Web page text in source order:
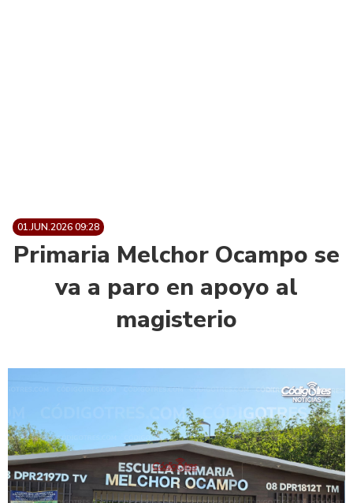
01.JUN.2026 09:28
Primaria Melchor Ocampo se
va a paro en apoyo al
magisterio